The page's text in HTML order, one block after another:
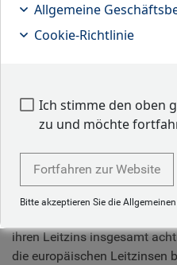
Portfoliomanager
kleinen Teile, aus
Anleihemärkte
1. Die EZB wartet ab,
Risikogleichgewicht
weitere Zinssenkung
ihren Leitzins insgesamt
die europäischen Leitzinsen
Allgemeine
Cookie-Richtlinie
Ich stimme den oben
zu und möchte
Fortfahren zur Website
Bitte akzeptieren Sie die